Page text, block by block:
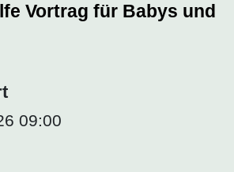
Vortrag für Babys und
09:00